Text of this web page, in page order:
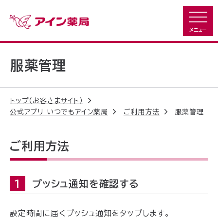
服薬管理
トップ（お客さまサイト）
公式アプリ いつでもアイン薬局
ご利用方法 服薬管理
ご利用方法
1 プッシュ通知を確認する
設定時間に届くプッシュ通知をタップします。